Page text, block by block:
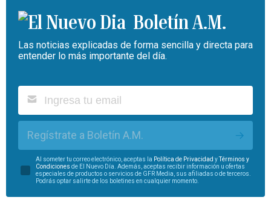
Boletín A.M.
Las noticias explicadas de forma sencilla y directa para
entender lo más importante del día.
Regístrate a Boletín A.M.
Al someter tu correo electrónico, aceptas la Política de Privacidad yTérminos y
Condiciones de El Nuevo Día. Además, aceptas recibir información u ofertas
especiales de productos o servicios de GFR Media, sus afiliadas o de terceros.
Podrás optar salirte de los boletines en cualquier momento.